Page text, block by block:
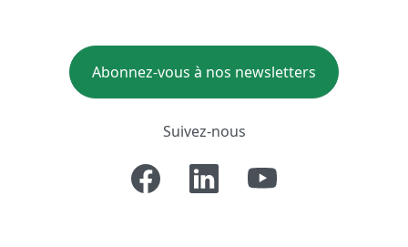
Abonnez-vous à nos newsletters
Suivez-nous